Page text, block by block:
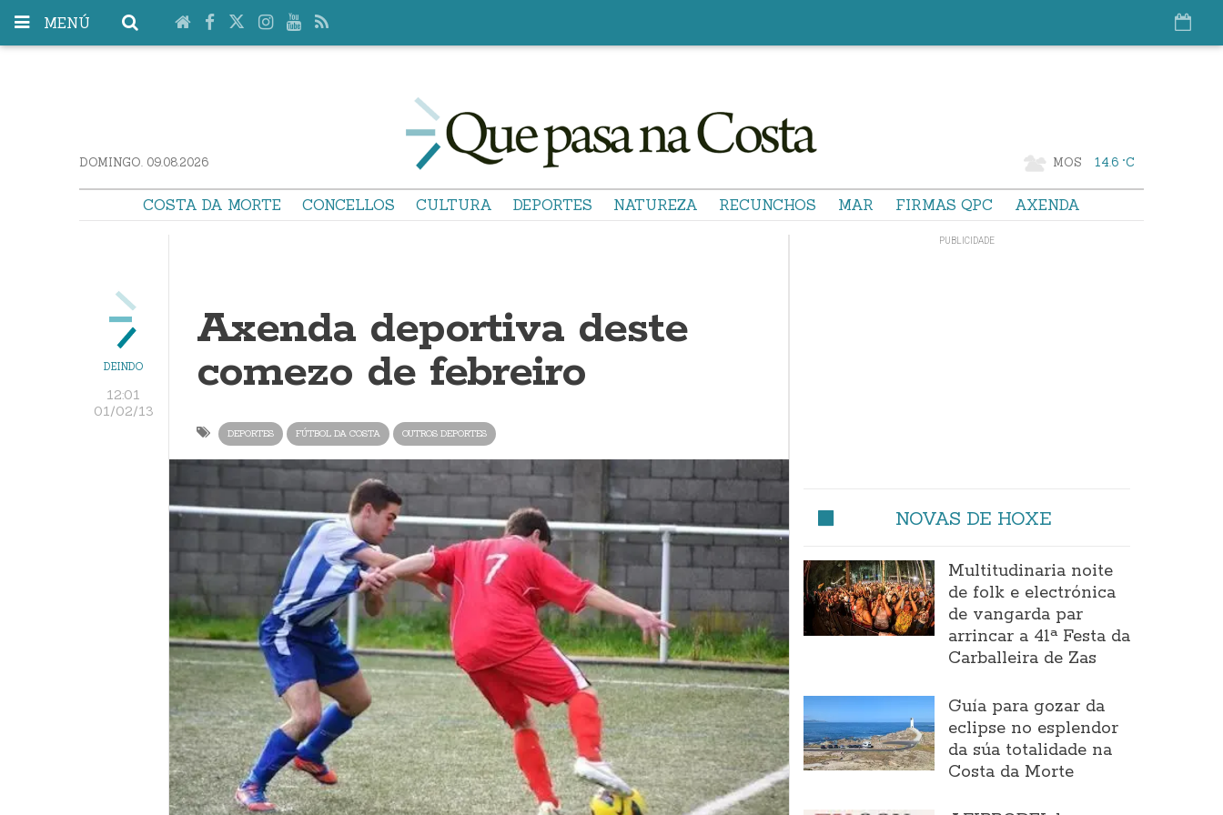
MENÚ
DOMINGO. 09.08.2026 MOS 14.6 °C
COSTA DA MORTE CONCELLOS CULTURA DEPORTES NATUREZA RECUNCHOS MAR FIRMAS QPC AXENDA
DEINDO
12:01
01/02/13
Axenda deportiva deste
comezo de febreiro
DEPORTES FÚTBOL DA COSTA OUTROS DEPORTES
NOVAS DE HOXE
Multitudinaria noite
de folk e electrónica
de vangarda par
arrincar a 41ª Festa da
Carballeira de Zas
Guía para gozar da
eclipse no esplendor
da súa totalidade na
Costa da Morte